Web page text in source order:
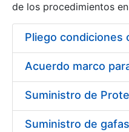
Erakutsi/Ezkutatu
de los procedimientos en